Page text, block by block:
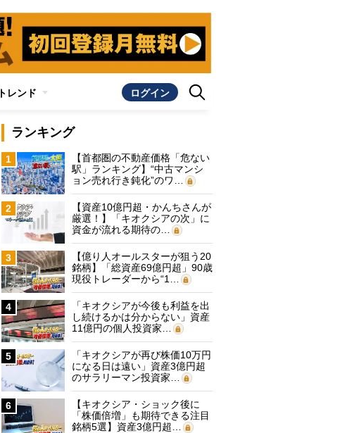
トレンド ログイン
ランキング
1
【首都圏の不動産価格「危ない
駅」ランキング】“中古マンシ
ョン売れ行き鈍化”のワ…
2
【資産10億円超・かんちさんが
厳選！】「キオクシアの次」に
資金が流れる期待の…
3
【億り人オールスターが狙う20
銘柄】「総資産69億円超」90歳
現役トレーダーから“1…
4
「キオクシアが今後も利益を出
し続けるかは分からない」資産
11億円の個人投資家…
5
「キオクシアが再び株価10万円
になる日は遠い」資産3億円超
のサラリーマン投資家…
6
【キオクシア・ショック後に
「株価倍増」も期待できる注目
銘柄5選】資産3億円超…